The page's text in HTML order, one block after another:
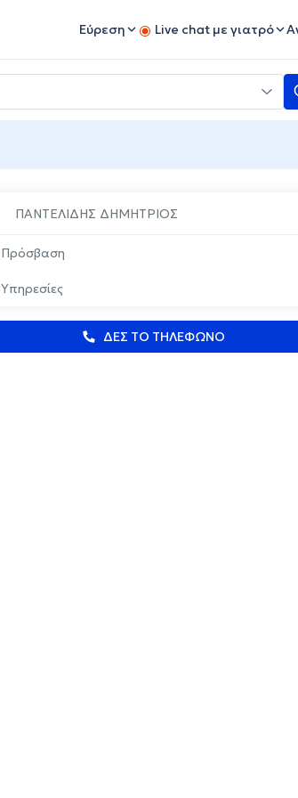
Εύρεση Live chat με γιατρό
ΠΑΝΤΕΛΙΔΗΣ ΔΗΜΗΤΡΙΟΣ
Πρόσβαση
Υπηρεσίες
ΔΕΣ ΤΟ ΤΗΛΕΦΩΝΟ